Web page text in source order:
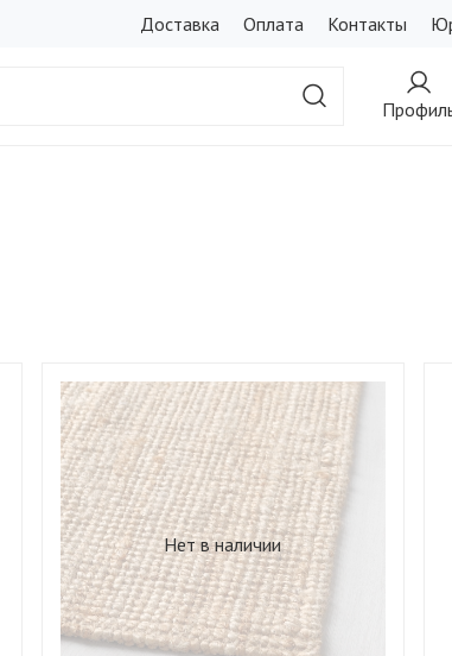
Доставка Оплата Контакты
Нет в наличии